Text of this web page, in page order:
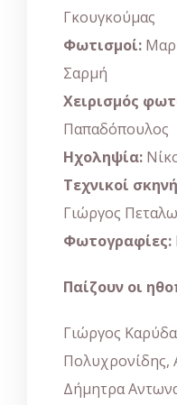
Γκουγκούμας
Φωτισμοί:
Σαρμή
Χειρισμός
Παπαδόπουλος
Ηχοληψία:
Τεχνικοί
Γιώργος
Φωτογραφίες:
Παίζουν οι
Γιώργος
Πολυχρονίδης,
Δήμητρα